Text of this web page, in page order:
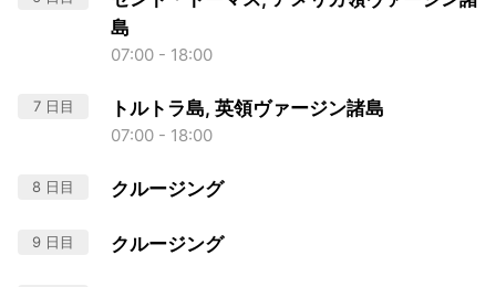
島
07:00 - 18:00
7 日目 トルトラ島, 英領ヴァージン諸島
07:00 - 18:00
8 日目 クルージング
9 日目 クルージング